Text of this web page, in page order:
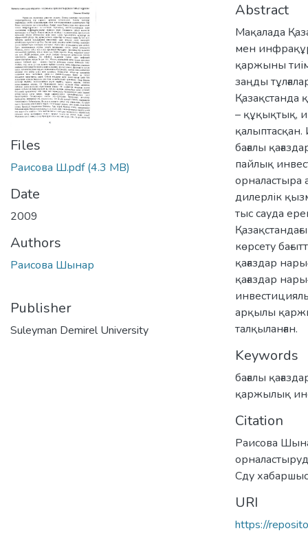
Files
Раисова Ш.pdf(4.3 MB)
Date
2009
Authors
Раисова Шынар
Publisher
Suleyman Demirel University
Abstract
Мақалада
мен
қаржыны
заңды
– құқықтық,
бағалы
пайлық
орналастыра
дилерлік
тыс сауда
көрсету
қағаздар
қағаздар
арқылы
талқыланған.
Keywords
бағалы
қаржылық
Citation
Раисова
Сду
URI
https://